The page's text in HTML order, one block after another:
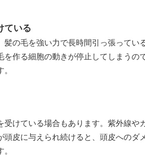
ている
の毛を強い力で長時間引っ張ってい
作る細胞の動きが停止してしまうの
けている場合もあります。紫外線や
皮に与えられ続けると、頭皮へのダ